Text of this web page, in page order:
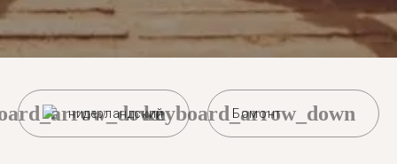
нидерландский Бомонт
keyboard_arrow_down